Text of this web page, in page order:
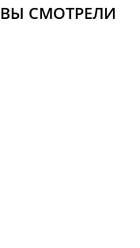
ВЫ СМОТРЕЛИ